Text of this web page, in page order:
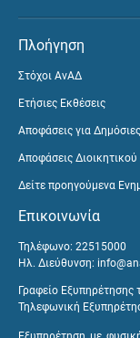
Πλοήγηση
Στόχοι ΑνΑΔ
Ετήσιες Εκθέσεις
Αποφάσεις για
Αποφάσεις
Δείτε προηγούμενα
Επικοινωνία
Τηλέφωνο: 22515000
Ηλ. Διεύθυνση:
Γραφείο Εξυπηρέτησης
Τηλεφωνική